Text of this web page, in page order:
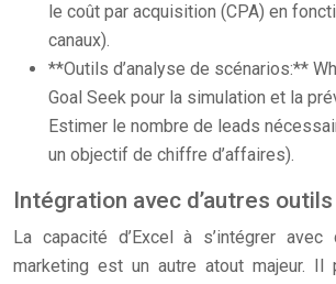
le coût par acquisition (CPA) en
canaux).
**Outils d’analyse de scénarios:**
Goal Seek pour la simulation et la
Estimer le nombre de leads
un objectif de chiffre d’affaires).
Intégration avec d’autres outils
La capacité d’Excel à s’intégrer avec
marketing est un autre atout majeur. Il